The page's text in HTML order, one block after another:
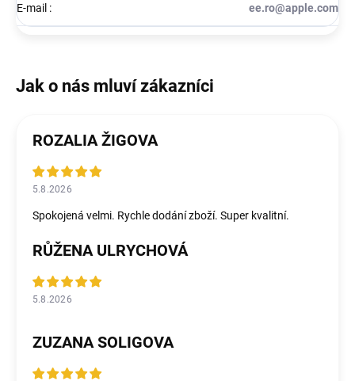
E-mail : ee.ro@apple.com
ROZALIA ŽIGOVA
5.8.2026
Spokojená velmi. Rychle dodání zboží. Super kvalitní.
RŮŽENA ULRYCHOVÁ
5.8.2026
ZUZANA SOLIGOVA